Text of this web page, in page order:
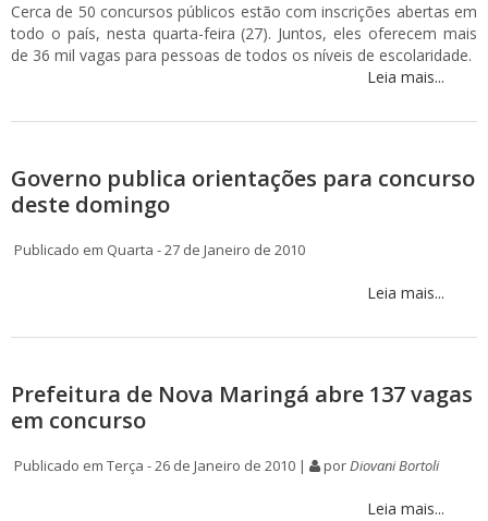
Cerca de 50 concursos públicos estão com inscrições abertas em
todo o país, nesta quarta-feira (27). Juntos, eles oferecem mais
de 36 mil vagas para pessoas de todos os níveis de escolaridade.
Leia mais...
Governo publica orientações para concurso
deste domingo
Publicado em Quarta - 27 de Janeiro de 2010
Leia mais...
Prefeitura de Nova Maringá abre 137 vagas
em concurso
Publicado em Terça - 26 de Janeiro de 2010 | porDiovani Bortoli
Leia mais...